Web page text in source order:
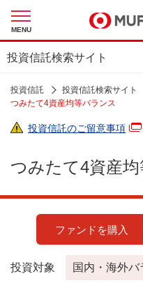
投資信託検索サイト
MENU
投資信託 投資信託検索サイト
つみたて4資産均等バランス
投資信託のご留意事項
つみたて4資産
ファンドを購入
投資対象 国内・海外バ